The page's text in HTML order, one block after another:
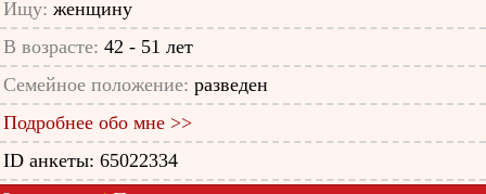
Ищу: женщину
В возрасте: 42 - 51 лет
Семейное положение: разведен
Подробнее обо мне >>
ID анкеты: 65022334